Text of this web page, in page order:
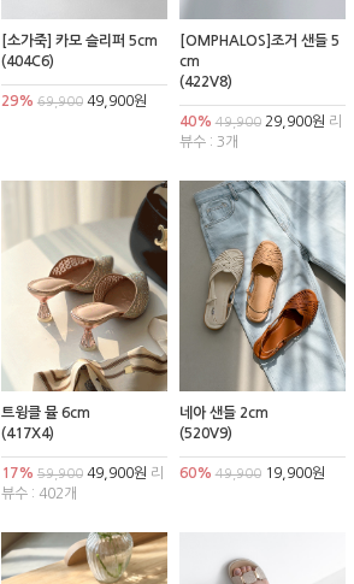
[소가죽] 카모 슬리퍼 5cm
(404C6)
29% 69,90049,900원
[OMPHALOS]조거 샌들 5
cm
(422V8)
40% 49,90029,900원 리
뷰수 : 3개
트윙클 뮬 6cm
(417X4)
17% 59,90049,900원 리
뷰수 : 402개
네아 샌들 2cm
(520V9)
60% 49,90019,900원